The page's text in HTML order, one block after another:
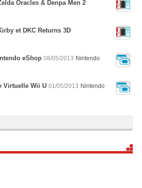
Oracles & Denpa Men 2
et DKC Returns 3D
eShop 08/05/2013 Nintendo
Virtuelle Wii U 01/05/2013 Nintendo